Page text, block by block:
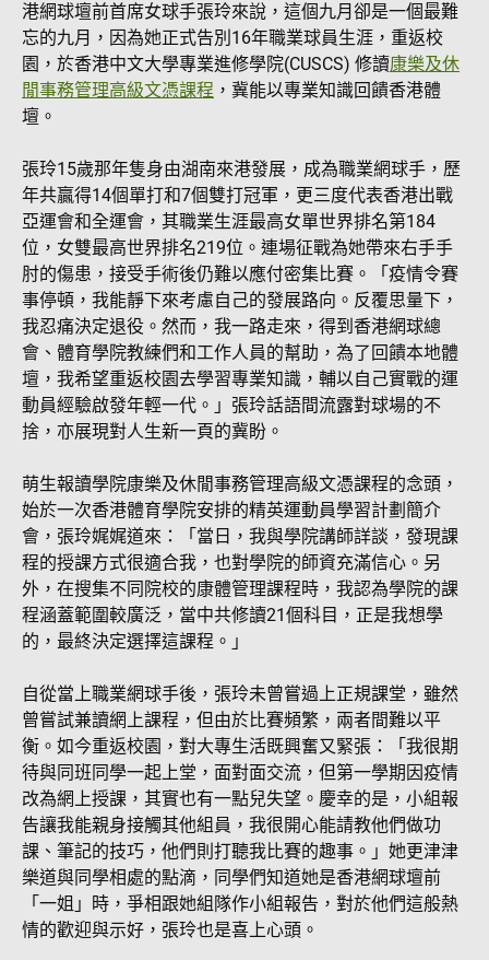
港網球壇前首席女球手張玲來說，這個九月卻是一個最難
忘的九月，因為她正式告別16年職業球員生涯，重返校
園，於香港中文大學專業進修學院(CUSCS) 修讀康樂及休
閒事務管理高級文憑課程 ，冀能以專業知識回饋香港體
壇。
張玲15歲那年隻身由湖南來港發展，成為職業網球手，歷
年共贏得14個單打和7個雙打冠軍，更三度代表香港出戰
亞運會和全運會，其職業生涯最高女單世界排名第184
位，女雙最高世界排名219位。連場征戰為她帶來右手手
肘的傷患，接受手術後仍難以應付密集比賽。「疫情令賽
事停頓，我能靜下來考慮自己的發展路向。反覆思量下，
我忍痛決定退役。然而，我一路走來，得到香港網球總
會、體育學院教練們和工作人員的幫助，為了回饋本地體
壇，我希望重返校園去學習專業知識，輔以自己實戰的運
動員經驗啟發年輕一代。」張玲話語間流露對球場的不
捨，亦展現對人生新一頁的冀盼。
萌生報讀學院康樂及休閒事務管理高級文憑課程的念頭，
始於一次香港體育學院安排的精英運動員學習計劃簡介
會，張玲娓娓道來：「當日，我與學院講師詳談，發現課
程的授課方式很適合我，也對學院的師資充滿信心。另
外，在搜集不同院校的康體管理課程時，我認為學院的課
程涵蓋範圍較廣泛，當中共修讀21個科目，正是我想學
的，最終決定選擇這課程。」
自從當上職業網球手後，張玲未曾嘗過上正規課堂，雖然
曾嘗試兼讀網上課程，但由於比賽頻繁，兩者間難以平
衡。如今重返校園，對大專生活既興奮又緊張：「我很期
待與同班同學一起上堂，面對面交流，但第一學期因疫情
改為網上授課，其實也有一點兒失望。慶幸的是，小組報
告讓我能親身接觸其他組員，我很開心能請教他們做功
課、筆記的技巧，他們則打聽我比賽的趣事。」她更津津
樂道與同學相處的點滴，同學們知道她是香港網球壇前
「一姐」時，爭相跟她組隊作小組報告，對於他們這般熱
情的歡迎與示好，張玲也是喜上心頭。